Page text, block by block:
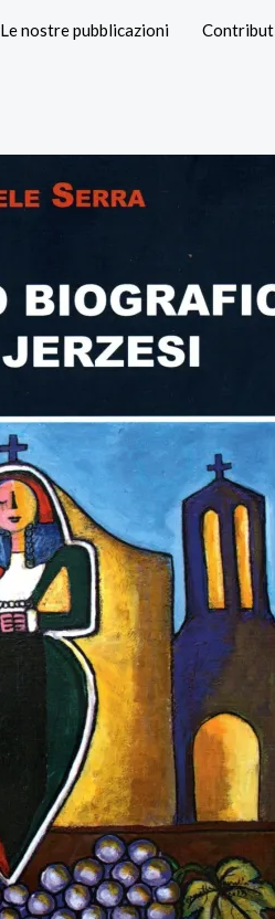
Le nostre pubblicazioni